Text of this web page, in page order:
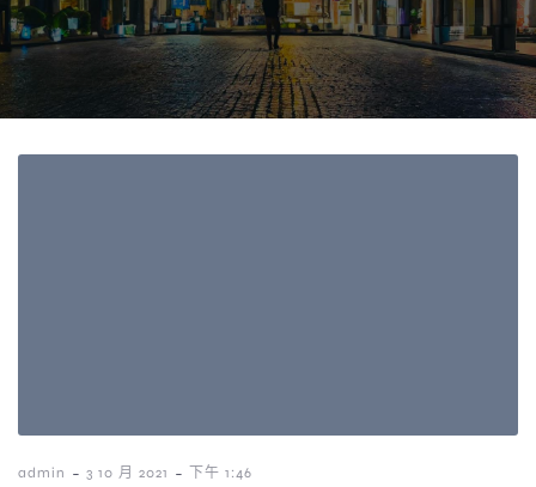
admin - 3 10 月 2021 - 下午 1:46